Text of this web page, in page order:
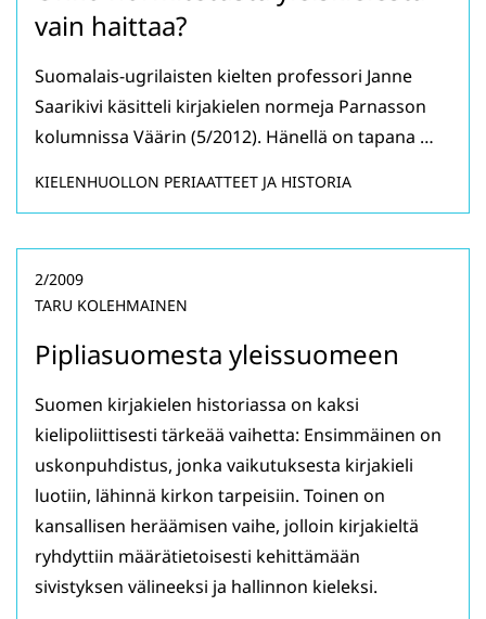
vain haittaa?
Suomalais-ugrilaisten kielten professori Janne
Saarikivi käsitteli kirjakielen normeja Parnasson
kolumnissa Väärin (5/2012). Hänellä on tapana …
KIELENHUOLLON PERIAATTEET JA HISTORIA
Pipliasuomesta yleissuomeen
2/2009
TARU KOLEHMAINEN
Suomen kirjakielen historiassa on kaksi
kielipoliittisesti tärkeää vaihetta: Ensimmäinen on
uskonpuhdistus, jonka vaikutuksesta kirjakieli
luotiin, lähinnä kirkon tarpeisiin. Toinen on
kansallisen heräämisen vaihe, jolloin kirjakieltä
ryhdyttiin määrätietoisesti kehittämään
sivistyksen välineeksi ja hallinnon kieleksi.